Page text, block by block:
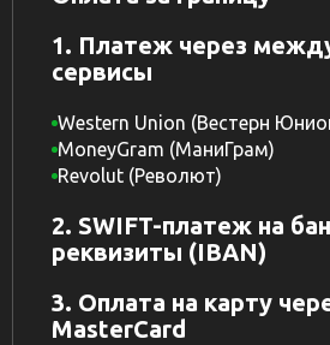
1. Платеж через
сервисы
Western Union (Вестерн
MoneyGram (МаниГрам)
Revolut (Револют)
2. SWIFT-платеж на
реквизиты (IBAN)
3. Оплата на карту
MasterCard